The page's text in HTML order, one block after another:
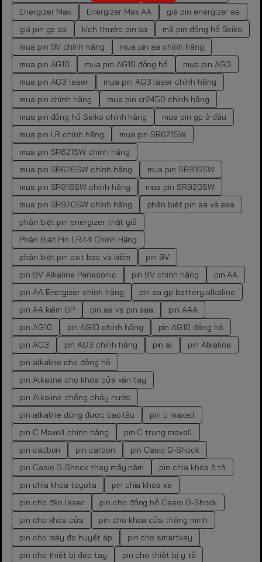
Energizer Max
Energizer Max AA
giá pin energizer aa
giá pin gp aa
kích thước pin aa
mã pin đồng hồ Seiko
mua pin 9V chính hãng
mua pin aa chính hãng
mua pin AG10
mua pin AG10 đồng hồ
mua pin AG3
mua pin AG3 laser
mua pin AG3 laser chính hãng
mua pin chính hãng
mua pin cr2450 chính hãng
mua pin đồng hồ Seiko chính hãng
mua pin gp ở đâu
mua pin LR chính hãng
mua pin SR621SW
mua pin SR621SW chính hãng
mua pin SR626SW chính hãng
mua pin SR916SW
mua pin SR916SW chính hãng
mua pin SR920SW
mua pin SR920SW chính hãng
phân biệt pin aa và aaa
phân biệt pin energizer thật giả
Phân Biệt Pin LR44 Chính Hãng
phân biệt pin oxit bạc và kiềm
pin 9V
pin 9V Alkaline Panasonic
pin 9V chính hãng
pin AA
pin AA Energizer chính hãng
pin aa gp battery alkaline
pin AA kiềm GP
pin aa vs pin aaa
pin AAA
pin AG10
pin AG10 chính hãng
pin AG10 đồng hồ
pin AG3
pin AG3 chính hãng pin al
pin Alkaline
pin alkaline cho đồng hồ
pin Alkaline cho khóa cửa vân tay
pin Alkaline chống chảy nước
pin alkaline dùng được bao lâu
pin c maxell
pin C Maxell chính hãng
pin C trung maxell
pin cacbon
pin carbon
pin Casio G-Shock
pin Casio G-Shock thay mấy năm
pin chìa khóa ô tô
pin chìa khóa toyota
pin chìa khóa xe
pin cho đèn laser
pin cho đồng hồ Casio G-Shock
pin cho khóa cửa
pin cho khóa cửa thông minh
pin cho máy đo huyết áp
pin cho smartkey
pin cho thiết bị đeo tay
pin cho thiết bị y tế